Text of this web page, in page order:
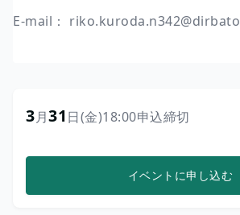
E-mail：
3月31日(金)18:00申込締切
イベントに申し込む